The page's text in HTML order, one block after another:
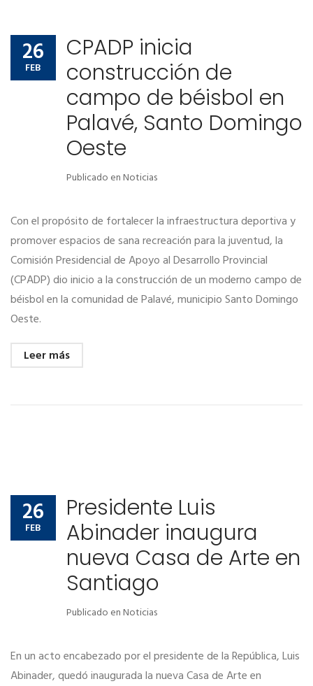
26
FEB
CPADP inicia
construcción de
campo de béisbol en
Palavé, Santo Domingo
Oeste
Publicado enNoticias
Con el propósito de fortalecer la infraestructura deportiva y
promover espacios de sana recreación para la juventud, la
Comisión Presidencial de Apoyo al Desarrollo Provincial
(CPADP) dio inicio a la construcción de un moderno campo de
béisbol en la comunidad de Palavé, municipio Santo Domingo
Oeste.
Leer más
26
FEB
Presidente Luis
Abinader inaugura
nueva Casa de Arte en
Santiago
Publicado enNoticias
En un acto encabezado por el presidente de la República, Luis
Abinader, quedó inaugurada la nueva Casa de Arte en